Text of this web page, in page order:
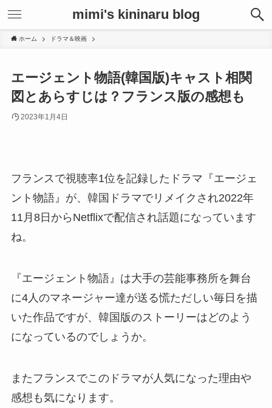
mimi's kininaru blog
ホーム ドラマ＆映画
エージェント物語(韓国版)キャスト相関
図とあらすじは？フランス版の感想も
2023年1月4日
フランスで視聴率1位を記録したドラマ『エージェ
ント物語』が、韓国ドラマでリメイクされ2022年
11月8日からNetflixで配信され話題になっています
ね。
『エージェント物語』は大手の芸能事務所を舞台
に4人のマネージャー達が送る慌ただしい毎日を描
いた作品ですが、韓国版のストーリーはどのよう
になっているのでしょうか。
またフランスでこのドラマが人気になった理由や
感想も気になります。